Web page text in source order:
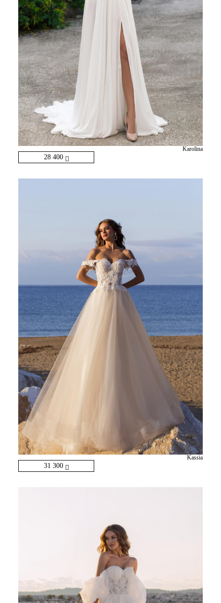
28 400
Karolina
31 300
Kassia